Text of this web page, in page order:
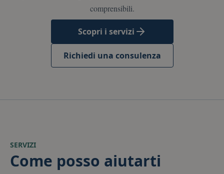
comprensibili.
Scopri i servizi
Richiedi una consulenza
SERVIZI
Come posso aiutarti